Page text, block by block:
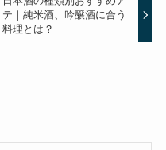
テ｜純米酒、吟醸酒に合う
料理とは？